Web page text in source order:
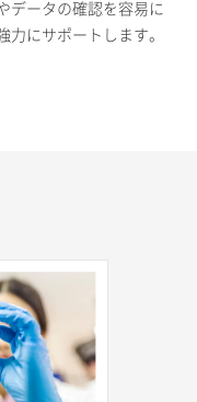
データの確認を容易に
力にサポートします。